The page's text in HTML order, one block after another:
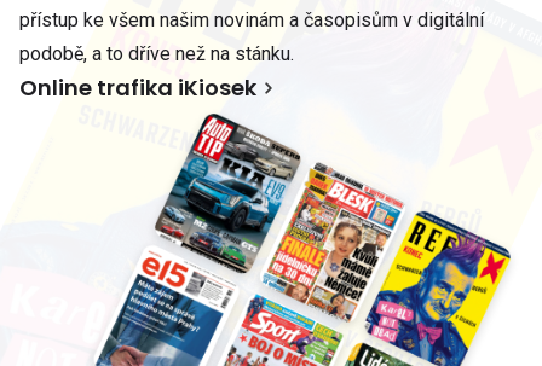
přístup ke všem našim novinám a časopisům v digitální
podobě, a to dříve než na stánku.
Online trafika iKiosek